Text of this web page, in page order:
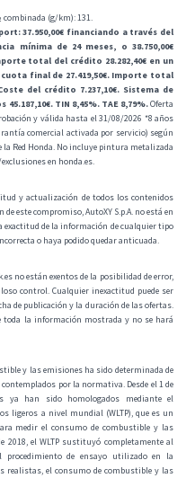
combinada (g/km): 131.
37.950,00€ financiando a través del
mínima de 24 meses, o 38.750,00€
total del crédito 28.282,40€ en un
cuota final de 27.419,50€. Importe total
del crédito 7.237,10€. Sistema de
TIN 8,45%. TAE 8,79%.Oferta
y válida hasta el 31/08/2026 *8 años
comercial activada por servicio) según
Red Honda. No incluye pintura metalizada
en honda.es.
y actualización de todos los contenidos
este compromiso, AutoXY S.p.A. no está en
exactitud de la información de cualquier tipo
o haya podido quedar anticuada.
no están exentos de la posibilidad de error,
control. Cualquier inexactitud puede ser
de publicación y la duración de las ofertas.
toda la información mostrada y no se hará
y las emisiones ha sido determinada de
por la normativa. Desde el 1 de
ya han sido homologados mediante el
ligeros a nivel mundial (WLTP), que es un
medir el consumo de combustible y las
2018, el WLTP sustituyó completamente al
procedimiento de ensayo utilizado en la
realistas, el consumo de combustible y las